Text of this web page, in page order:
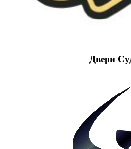
Двери